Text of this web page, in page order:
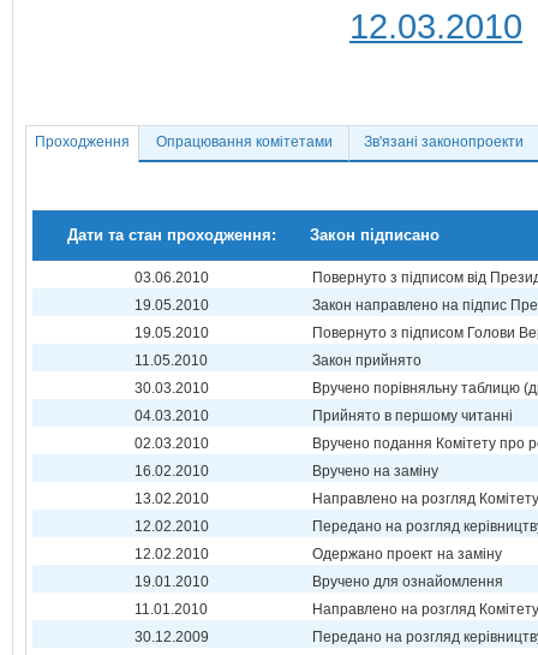
12.03.2010
Проходження Опрацювання комітетами Зв'язані законопроекти
Дати та стан проходження: Закон підписано
03.06.2010
Повернуто з підписом від
19.05.2010
Закон направлено на підпис
19.05.2010
Повернуто з підписом Голови
11.05.2010
Закон прийнято
30.03.2010
Вручено порівняльну таблицю
04.03.2010
Прийнято в першому читанні
02.03.2010
Вручено подання Комітету про
16.02.2010
Вручено на заміну
13.02.2010
Направлено на розгляд Комітету
12.02.2010
Передано на розгляд
12.02.2010
Одержано проект на заміну
19.01.2010
Вручено для ознайомлення
11.01.2010
Направлено на розгляд Комітету
30.12.2009
Передано на розгляд